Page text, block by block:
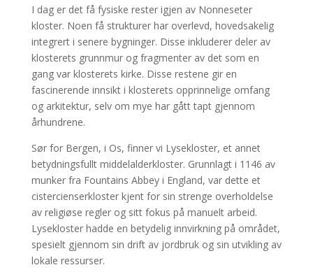
I dag er det få fysiske rester igjen av Nonneseter
kloster. Noen få strukturer har overlevd, hovedsakelig
integrert i senere bygninger. Disse inkluderer deler av
klosterets grunnmur og fragmenter av det som en
gang var klosterets kirke. Disse restene gir en
fascinerende innsikt i klosterets opprinnelige omfang
og arkitektur, selv om mye har gått tapt gjennom
århundrene.
Sør for Bergen, i Os, finner vi Lysekloster, et annet
betydningsfullt middelalderkloster. Grunnlagt i 1146 av
munker fra Fountains Abbey i England, var dette et
cistercienserkloster kjent for sin strenge overholdelse
av religiøse regler og sitt fokus på manuelt arbeid.
Lysekloster hadde en betydelig innvirkning på området,
spesielt gjennom sin drift av jordbruk og sin utvikling av
lokale ressurser.